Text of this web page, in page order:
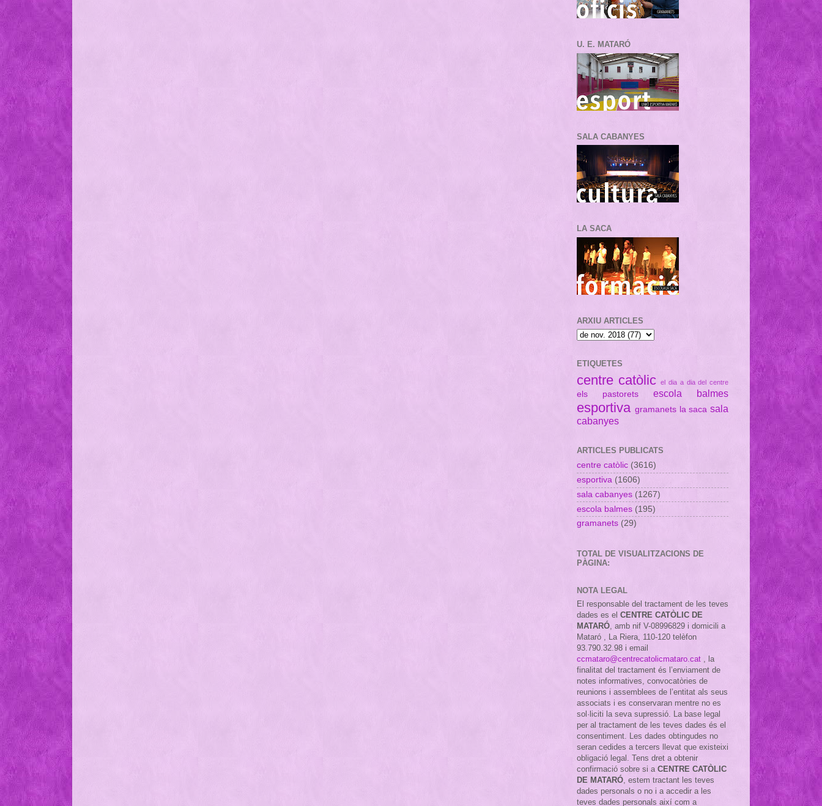
U. E. MATARÓ
SALA CABANYES
LA SACA
ARXIU ARTICLES
ETIQUETES
centre catòlic el dia a dia del centre
els pastorets escola balmes
esportiva gramanets la saca sala
cabanyes
ARTICLES PUBLICATS
centre catòlic (3616)
esportiva (1606)
sala cabanyes (1267)
escola balmes (195)
gramanets (29)
TOTAL DE VISUALITZACIONS DE
PÀGINA:
NOTA LEGAL
El responsable del tractament de les teves
dades es el CENTRE CATÒLIC DE
MATARÓ, amb nif V-08996829 i domicili a
Mataró , La Riera, 110-120 telèfon
93.790.32.98 i email
ccmataro@centrecatolicmataro.cat , la
finalitat del tractament és l’enviament de
notes informatives, convocatòries de
reunions i assemblees de l’entitat als seus
associats i es conservaran mentre no es
sol·liciti la seva supressió. La base legal
per al tractament de les teves dades és el
consentiment. Les dades obtingudes no
seran cedides a tercers llevat que existeixi
obligació legal. Tens dret a obtenir
confirmació sobre si a CENTRE CATÒLIC
DE MATARÓ, estem tractant les teves
dades personals o no i a accedir a les
teves dades personals així com a